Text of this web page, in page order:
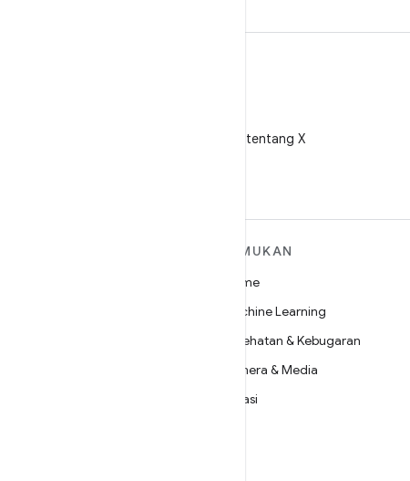
Ikuti @AndroidDev tentang X
TEMUKAN
Game
Machine Learning
Kesehatan & Kebugaran
Kamera & Media
Privasi